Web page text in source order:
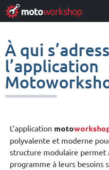
À qui
l’application
L’application moto
polyvalente et moderne
structure modulaire permet
programme à leurs besoins